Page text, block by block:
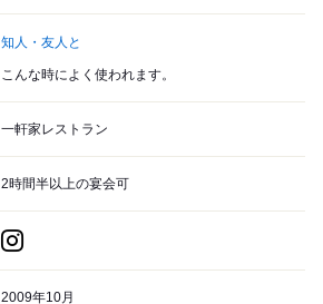
知人・友人と
こんな時によく使われます。
一軒家レストラン
2時間半以上の宴会可
2009年10月